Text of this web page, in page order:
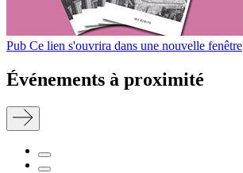
Pub Ce lien s'ouvrira dans une nouvelle fenêtre
Événements à proximité